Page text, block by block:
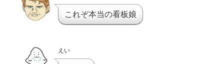
これぞ本当の看板娘
えい